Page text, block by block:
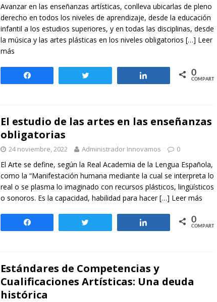
Avanzar en las enseñanzas artísticas, conlleva ubicarlas de pleno
derecho en todos los niveles de aprendizaje, desde la educación
infantil a los estudios superiores, y en todas las disciplinas, desde
la música y las artes plásticas en los niveles obligatorios […] Leer
más
Compartir 0
COMPARTIR
El estudio de las artes en las enseñanzas
obligatorias
24 noviembre, 2022 Administrador Innovamos 0
El Arte se define, según la Real Academia de la Lengua Española,
como la “Manifestación humana mediante la cual se interpreta lo
real o se plasma lo imaginado con recursos plásticos, lingüísticos
o sonoros. Es la capacidad, habilidad para hacer[…] Leer más
Compartir 0
COMPARTIR
Estándares de Competencias y
Cualificaciones Artísticas: Una deuda
histórica